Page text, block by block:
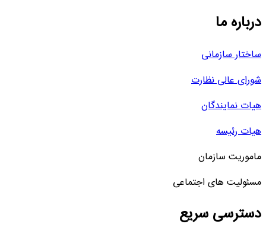
درباره ما
ساختار سازمانی
شورای عالی نظارت
هیات نمایندگان
هیات رئیسه
ماموریت سازمان
مسئولیت های اجتماعی
دسترسی سریع